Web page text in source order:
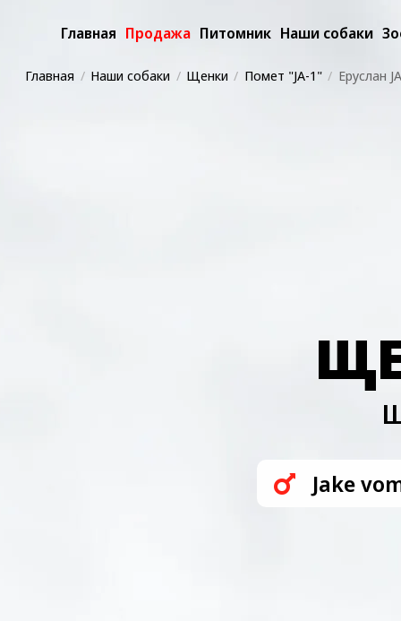
Главная Продажа Питомник Наши собаки
Главная Наши собаки Щенки Помет "JA-1" Еруслан
Jake